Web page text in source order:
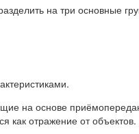
на три основные
на основе
как отражение от объектов.